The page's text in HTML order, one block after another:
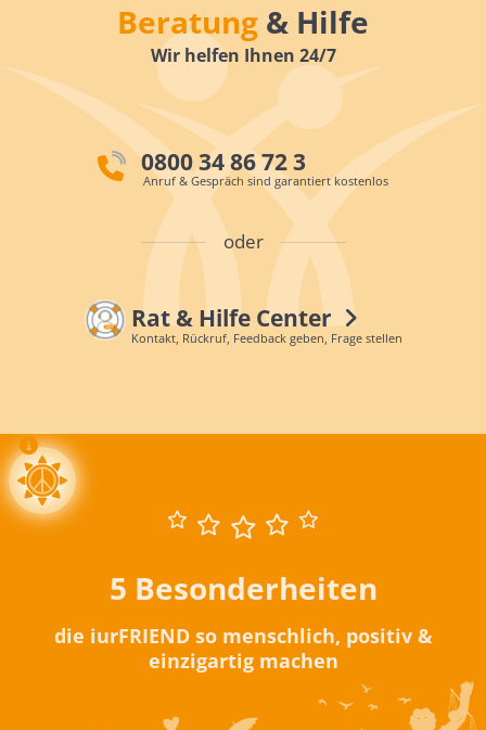
Beratung & Hilfe
Wir helfen Ihnen 24/7
0800 34 86 72 3
Anruf & Gespräch sind garantiert kostenlos
oder
Rat & Hilfe Center
Kontakt, Rückruf, Feedback geben, Frage stellen
5 Besonderheiten
die iurFRIEND so menschlich, positiv &
einzigartig machen